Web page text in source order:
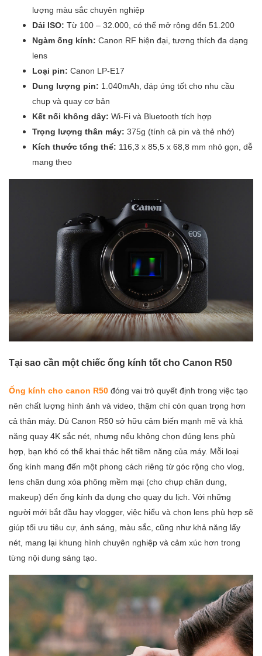
lượng màu sắc chuyên nghiệp
Dải ISO: Từ 100 – 32.000, có thể mở rộng đến 51.200
Ngàm ống kính: Canon RF hiện đại, tương thích đa dạng
lens
Loại pin: Canon LP-E17
Dung lượng pin: 1.040mAh, đáp ứng tốt cho nhu cầu
chụp và quay cơ bản
Kết nối không dây: Wi-Fi và Bluetooth tích hợp
Trọng lượng thân máy: 375g (tính cả pin và thẻ nhớ)
Kích thước tổng thể: 116,3 x 85,5 x 68,8 mm nhỏ gọn, dễ
mang theo
Tại sao cần một chiếc ống kính tốt cho Canon R50
Ống kính cho canon R50 đóng vai trò quyết định trong việc tạo
nên chất lượng hình ảnh và video, thậm chí còn quan trọng hơn
cả thân máy. Dù Canon R50 sở hữu cảm biến mạnh mẽ và khả
năng quay 4K sắc nét, nhưng nếu không chọn đúng lens phù
hợp, bạn khó có thể khai thác hết tiềm năng của máy. Mỗi loại
ống kính mang đến một phong cách riêng từ góc rộng cho vlog,
lens chân dung xóa phông mềm mại (cho chụp chân dung,
makeup) đến ống kính đa dụng cho quay du lịch. Với những
người mới bắt đầu hay vlogger, việc hiểu và chọn lens phù hợp sẽ
giúp tối ưu tiêu cự, ánh sáng, màu sắc, cũng như khả năng lấy
nét, mang lại khung hình chuyên nghiệp và cảm xúc hơn trong
từng nội dung sáng tạo.